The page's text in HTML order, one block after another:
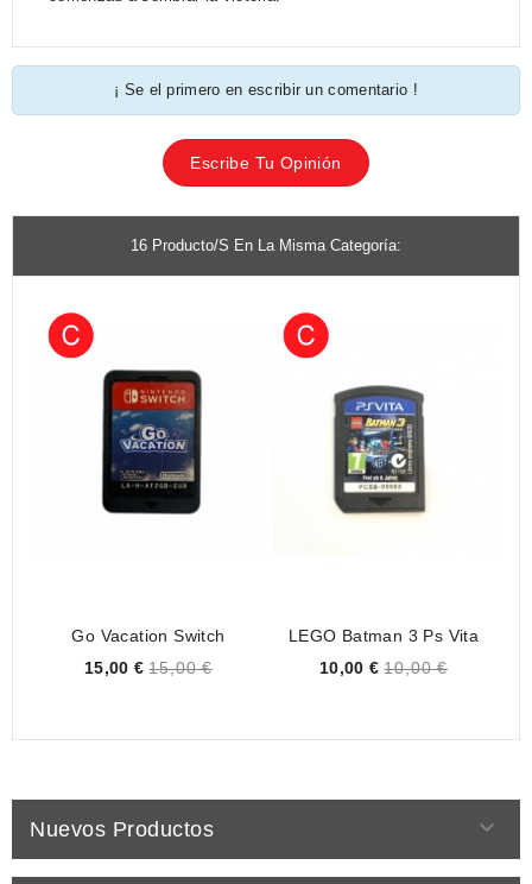
¡ Se el primero en escribir un comentario !
Escribe Tu Opinión
16 Producto/s En La Misma Categoría:
Go Vacation Switch
Price
15,00 € 15,00 €
LEGO Batman 3 Ps Vita
Price
10,00 € 10,00 €
Nuevos Productos 